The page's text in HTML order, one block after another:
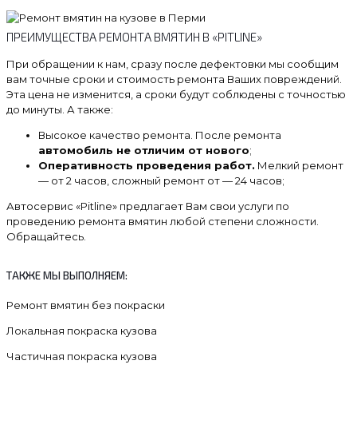
ПРЕИМУЩЕСТВА РЕМОНТА ВМЯТИН В «PITLINE»
При обращении к нам, сразу после дефектовки мы сообщим
вам точные сроки и стоимость ремонта Ваших повреждений.
Эта цена не изменится, а сроки будут соблюдены с точностью
до минуты. А также:
Высокое качество ремонта. После ремонта
автомобиль не отличим от нового;
Оперативность проведения работ. Мелкий ремонт
— от 2 часов, сложный ремонт от — 24 часов;
Автосервис «Pitline» предлагает Вам свои услуги по
проведению ремонта вмятин любой степени сложности.
Обращайтесь.
ТАКЖЕ МЫ ВЫПОЛНЯЕМ:
Ремонт вмятин без покраски
Локальная покраска кузова
Частичная покраска кузова